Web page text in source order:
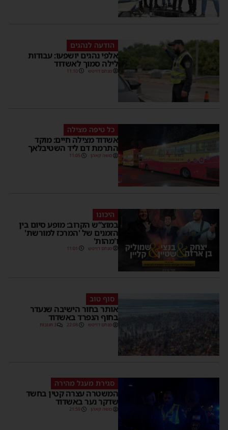
הודעה לנהגים
אלפי נהגים יושפעו: עבודות
לילה סמוך לאשדוד
מנחם דויטש 11:10
כל טיפה מצילה
אשדוד מצילה חיים: מוקד
התרמת דם ליד השטיבלאך
משה קאהן 11:05
היכונו
במוצ”ש הקרוב: מופע סיום בין
הזמנים של 'המרכז למורשת'
ו'מהות'
מנחם דויטש 11:01
סוף טוב
אותר בחור הישיבה שנעדר
בחוף הנפרד באשדוד
מנחם דויטש 22:08 3 תגובות
סגירת מעגל מהירה
המשטרה עצרה קטין בחשד
שדקר נער באשדוד
משה קאהן 21:59